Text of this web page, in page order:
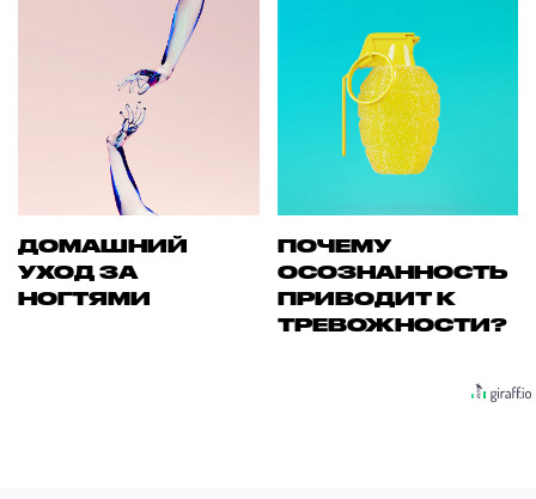
ДОМАШНИЙ
УХОД ЗА
НОГТЯМИ
ПОЧЕМУ
ОСОЗНАННОСТЬ
ПРИВОДИТ К
ТРЕВОЖНОСТИ?